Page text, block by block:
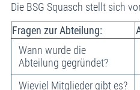
Die BSG Squasch stellt sich
Fragen zur Abteilung:
Wann wurde die
Abteilung gegründet?
Wieviel Mitglieder gibt es?